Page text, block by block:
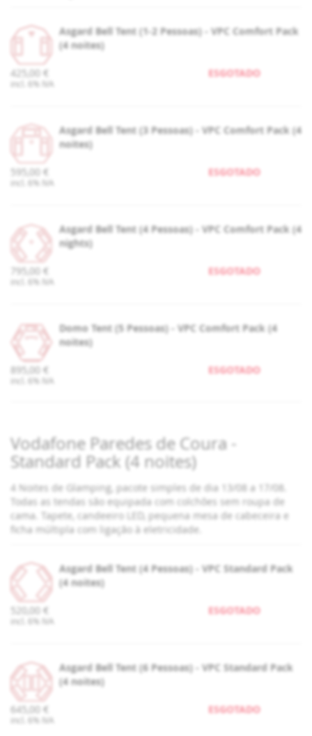
Asgard Bell Tent (1-2 Pessoas) - VPC Comfort Pack
(4 noites)
425,00 €
incl. 6% IVA
ESGOTADO
Asgard Bell Tent (3 Pessoas) - VPC Comfort Pack (4
noites)
595,00 €
incl. 6% IVA
ESGOTADO
Asgard Bell Tent (4 Pessoas) - VPC Comfort Pack (4
nights)
795,00 €
incl. 6% IVA
ESGOTADO
Domo Tent (5 Pessoas) - VPC Comfort Pack (4
noites)
895,00 €
incl. 6% IVA
ESGOTADO
Vodafone Paredes de Coura -
Standard Pack (4 noites)
4 Noites de Glamping, pacote simples de dia 13/08 a 17/08.
Todas as tendas são equipada com colchões sem roupa de
cama. Tapete, candeeiro LED, pequena mesa de cabeceira e
ficha múltipla com ligação à eletricidade.
Asgard Bell Tent (4 Pessoas) - VPC Standard Pack
(4 noites)
520,00 €
incl. 6% IVA
ESGOTADO
Asgard Bell Tent (6 Pessoas) - VPC Standard Pack
(4 noites)
645,00 €
incl. 6% IVA
ESGOTADO